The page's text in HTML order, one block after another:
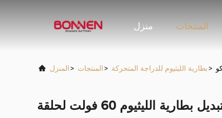
منزل المنتجات
المنزل> المنتجات> بطارية الليثيوم للدراجة المتحركة>
سكوتر بطارية قابلة للتبديل بطارية الليثيوم 60 فولت لحلقة